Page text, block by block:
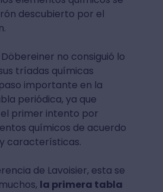
descubierto por el
no consiguió lo
tríadas químicas
importante en la
periódica, ya que
primer intento por
químicos de acuerdo
características.
de Lavoisier, esta se
la primera tabla